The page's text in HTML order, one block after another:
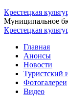
Крестецкая
Муниципальное
Крестецкая
Главная
Анонсы
Новости
Туристский
Фотогалереи
Видео